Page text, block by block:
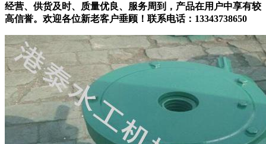
经营、供货及时、质量优良、服务周到，产品在用户中享有较
高信誉。欢迎各位新老客户垂顾！联系电话：13343738650